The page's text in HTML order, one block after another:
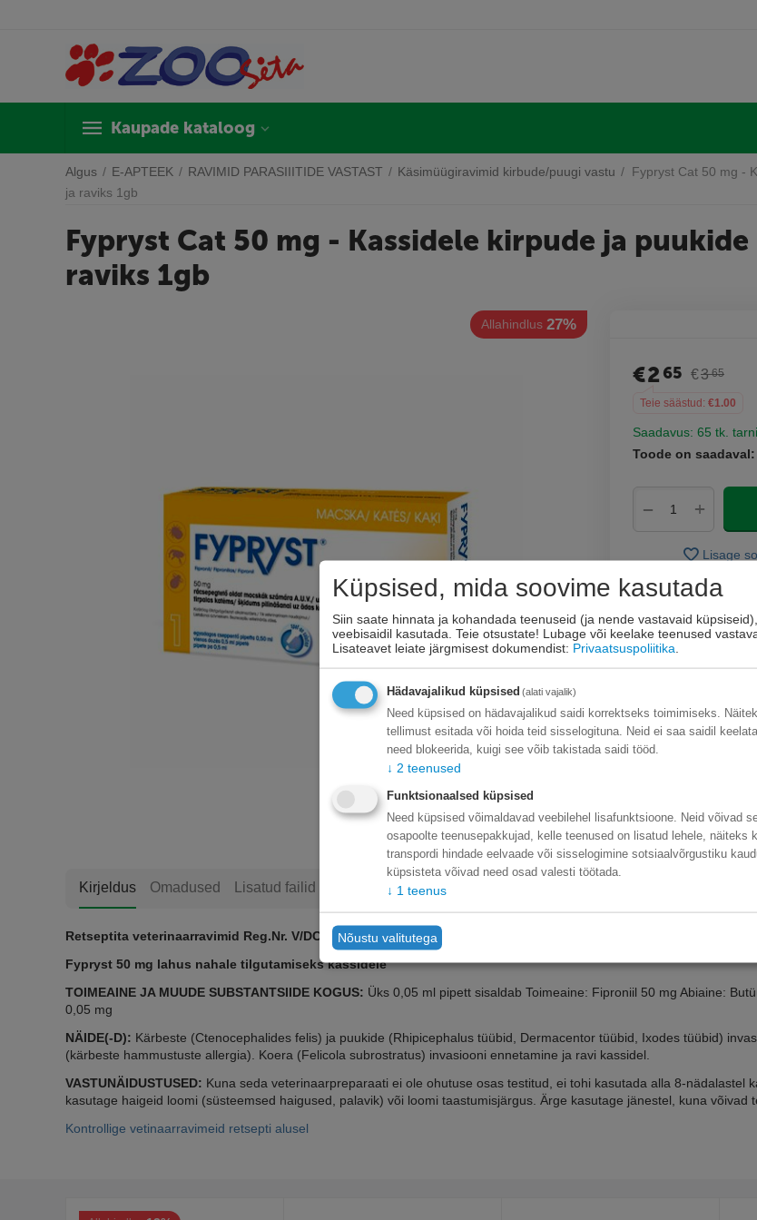
Kaupade kataloog
Algus / E-APTEEK / RAVIMID PARASIIITIDE VASTAST / Käsimüügiravimid kirbude/puugi vastu / Fypryst Cat 50 mg -
ja raviks 1gb
Fypryst Cat 50 mg - Kassidele kirpude ja
raviks 1gb
€2 65 €3 65
Teie säästud: €1.00
Saadavus: 65 tk.
Toode on saadaval:
+
−
Lisage
Kirjeldus Omadused Lisatud failid
Retseptita veterinaarravimid Reg.Nr. V/DCP/10/0006
Fypryst 50 mg lahus nahale tilgutamiseks kassidele
TOIMEAINE JA MUUDE SUBSTANTSIIDE KOGUS: Üks 0,05 ml pipett sisaldab Toimeaine: Fiproniil 50 mg Abiaine:
0,05 mg
NÄIDE(-D): Kärbeste (Ctenocephalides felis) ja puukide (Rhipicephalus tüübid, Dermacentor tüübid, Ixodes tüübid)
(kärbeste hammustuste allergia). Koera (Felicola subrostratus) invasiooni ennetamine ja ravi kassidel.
VASTUNÄIDUSTUSED: Kuna seda veterinaarpreparaati ei ole ohutuse osas testitud, ei tohi kasutada alla 8-nädalastel
kasutage haigeid loomi (süsteemsed haigused, palavik) või loomi taastumisjärgus. Ärge kasutage jänestel, kuna võivad
Kontrollige vetinaarravimeid retsepti alusel
Küpsised, mida soovime kasutada
Siin saate hinnata ja kohandada teenuseid (ja nende vastavaid
veebisaidil kasutada. Teie otsustate! Lubage või keelake teenused
Lisateavet leiate järgmisest dokumendist: Privaatsuspoliitika
Hädavajalikud küpsised (alati vajalik)
Need küpsised on hädavajalikud saidi korrektseks toimimiseks.
tellimust esitada või hoida teid sisselogituna. Neid ei saa saidil
need blokeerida, kuigi see võib takistada saidi tööd.
↓ 2 teenused
Funktsionaalsed küpsised
Need küpsised võimaldavad veebilehel lisafunktsioone. Neid võivad
osapoolte teenusepakkujad, kelle teenused on lisatud lehele, näiteks
transpordi hindade eelvaade või sisselogimine sotsiaalvõrgustiku
küpsisteta võivad need osad valesti töötada.
↓ 1 teenus
Nõustu valitutega